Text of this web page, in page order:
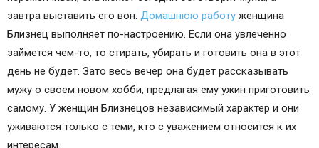
переменчивая, она может сегодня боготворит мужа, а
завтра выставить его вон.
Домашнюю работу
Близнец выполняет по-настроению. Если она увлеченно
займется чем-то, то стирать, убирать и готовить она в этот
день не будет. Зато весь вечер она будет рассказывать
мужу о своем новом хобби, предлагая ему ужин приготовить